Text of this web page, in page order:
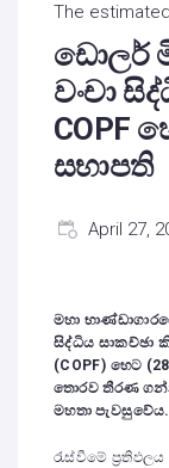
The
ඩොලර්
වංචා
COPF
සභාපති
April 27,
මහා
සිද්ධිය සාකච්ඡා
(COPF) හෙට (
තොරව තීරණ
මහතා පැවසුවේය.
රැස්වීමේ